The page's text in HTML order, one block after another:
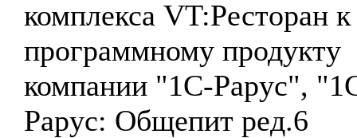
комплекса VT:Ресторан к
программному продукту
компании "1С-Рарус",
Рарус: Общепит ред.6